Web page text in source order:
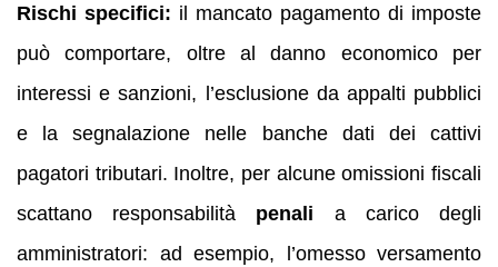
Rischi specifici: il mancato pagamento di imposte
può comportare, oltre al danno economico per
interessi e sanzioni, l’esclusione da appalti pubblici
e la segnalazione nelle banche dati dei cattivi
pagatori tributari. Inoltre, per alcune omissioni fiscali
scattano responsabilità penali a carico degli
amministratori: ad esempio, l’omesso versamento